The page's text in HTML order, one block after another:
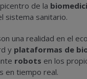
de la
sistema sanitario.
una realidad en el
y plataformas de
robots en los
en tiempo real.